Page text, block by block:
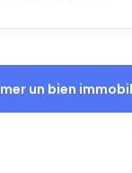
un bien